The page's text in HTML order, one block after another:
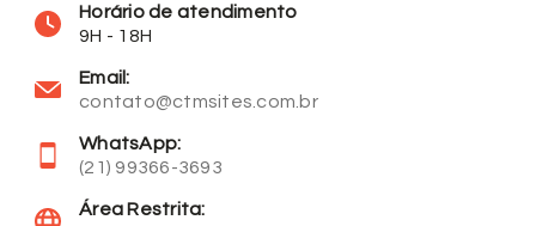
Horário de atendimento
9H - 18H
Email:
contato@ctmsites.com.br
WhatsApp:
(21) 99366-3693
Área Restrita: